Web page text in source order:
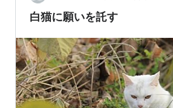
を食らって同点にされ、四死球
白猫に願いを託す